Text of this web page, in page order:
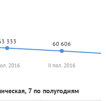
333 60 606
2016 II пол. 2016
7 по полугодиям